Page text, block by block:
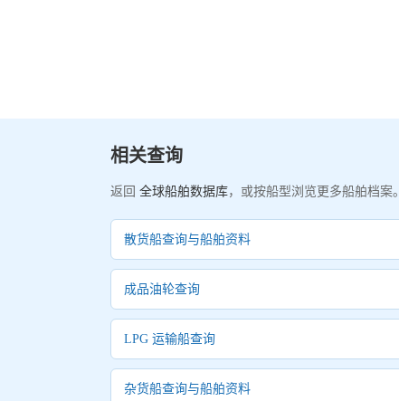
相关查询
返回 全球船舶数据库，或按船型浏览更多船舶档
散货船查询与船舶资料
成品油轮查询
LPG 运输船查询
杂货船查询与船舶资料